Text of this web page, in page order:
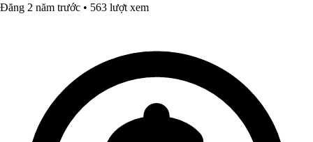
Đăng 2 năm trước • 563 lượt xem